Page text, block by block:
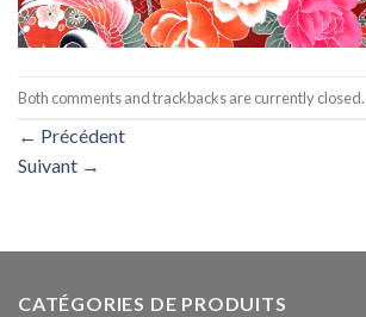
Both comments and trackbacks are currently closed.
← Précédent
Suivant →
CATÉGORIES DE PRODUITS